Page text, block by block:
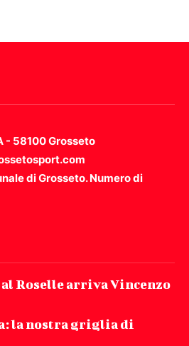
- 58100 Grosseto
di Grosseto. Numero di
Roselle arriva Vincenzo
la nostra griglia di